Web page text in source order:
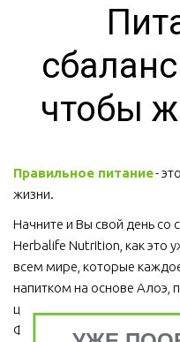
чтобы
Правильное питание -
жизни.
Начните и Вы свой день со
Herbalife Nutrition, как это
всем мире, которые
напитком на основе Алоэ,
ценного сорта Алоэ Вера,
Формула 1 и Травяным